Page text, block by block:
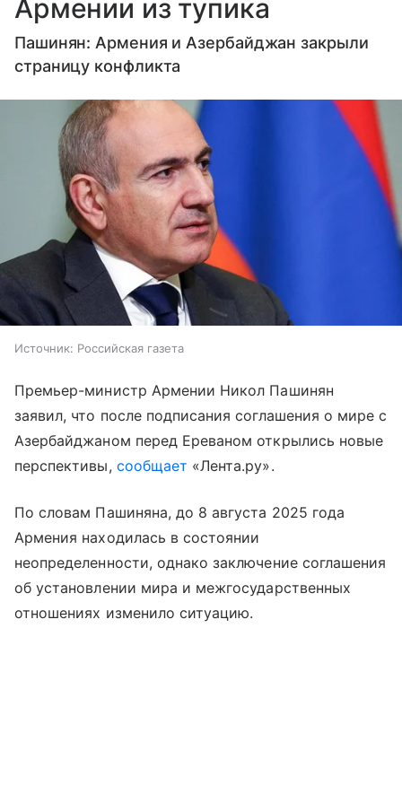
Армении из тупика
Пашинян: Армения и Азербайджан закрыли
страницу конфликта
Источник: Российская газета
Премьер-министр Армении Никол Пашинян
заявил, что после подписания соглашения о мире с
Азербайджаном перед Ереваном открылись новые
перспективы, сообщает «Лента.ру».
По словам Пашиняна, до 8 августа 2025 года
Армения находилась в состоянии
неопределенности, однако заключение соглашения
об установлении мира и межгосударственных
отношениях изменило ситуацию.